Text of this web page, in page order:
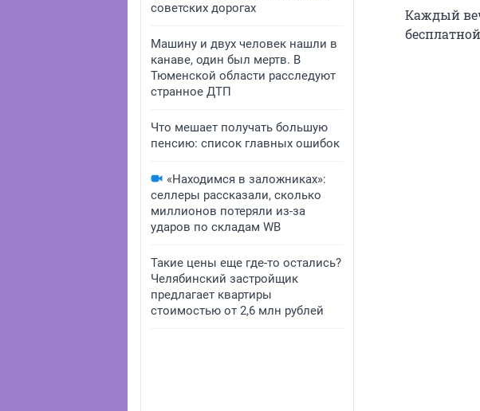
советских дорогах
Машину и двух человек нашли в
канаве, один был мертв. В
Тюменской области расследуют
странное ДТП
Что мешает получать большую
пенсию: список главных ошибок
«Находимся в заложниках»:
селлеры рассказали, сколько
миллионов потеряли из-за
ударов по складам WB
Такие цены еще где-то остались?
Челябинский застройщик
предлагает квартиры
стоимостью от 2,6 млн рублей
Каждый